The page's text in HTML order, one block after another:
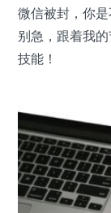
微信被封，你
别急，跟着我
技能！